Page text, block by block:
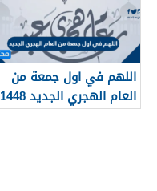
اللهم في اول جمعة من
العام الهجري الجديد 1448
مكتوب